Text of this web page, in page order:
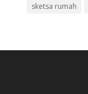
sketsa rumah